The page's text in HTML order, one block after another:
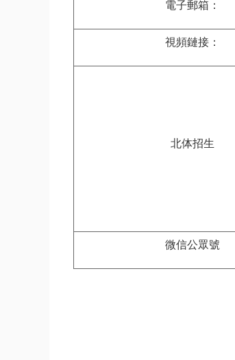
電子郵箱：
視頻鏈接：
北体招生
微信公眾號